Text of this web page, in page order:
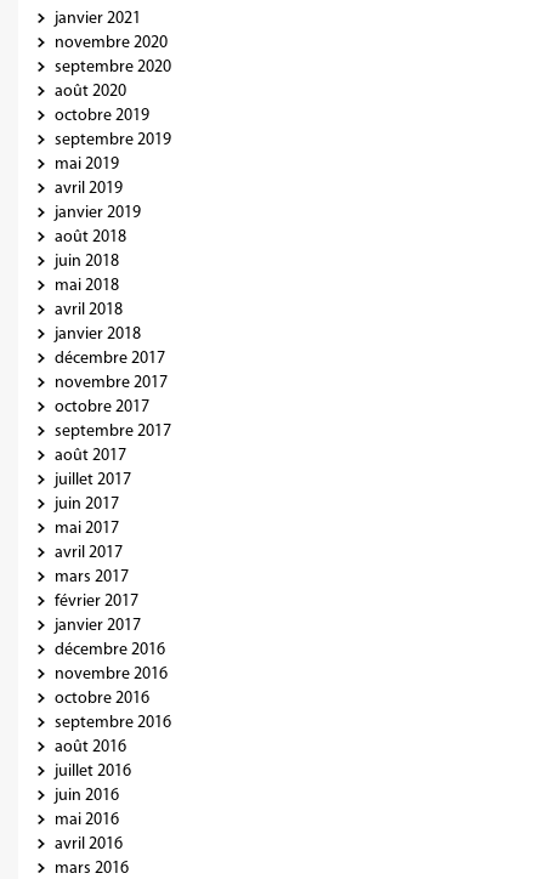
janvier 2021
novembre 2020
septembre 2020
août 2020
octobre 2019
septembre 2019
mai 2019
avril 2019
janvier 2019
août 2018
juin 2018
mai 2018
avril 2018
janvier 2018
décembre 2017
novembre 2017
octobre 2017
septembre 2017
août 2017
juillet 2017
juin 2017
mai 2017
avril 2017
mars 2017
février 2017
janvier 2017
décembre 2016
novembre 2016
octobre 2016
septembre 2016
août 2016
juillet 2016
juin 2016
mai 2016
avril 2016
mars 2016